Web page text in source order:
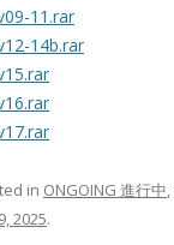
11.rar
14b.rar
in ONGOING 進行中,
2025.